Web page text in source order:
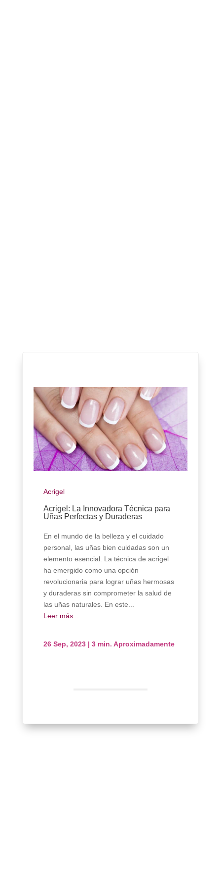
Acrigel
Acrigel: La Innovadora Técnica para
Uñas Perfectas y Duraderas
En el mundo de la belleza y el cuidado
personal, las uñas bien cuidadas son un
elemento esencial. La técnica de acrigel
ha emergido como una opción
revolucionaria para lograr uñas hermosas
y duraderas sin comprometer la salud de
las uñas naturales. En este...
Leer más...
26 Sep, 2023 |3 min. Aproximadamente